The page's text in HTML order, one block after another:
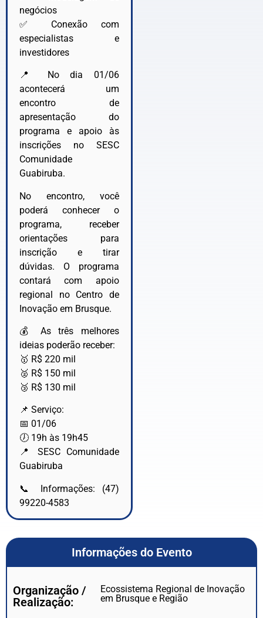
negócios
✅ Conexão com
especialistas e
investidores
📍 No dia 01/06
acontecerá um
encontro de
apresentação do
programa e apoio às
inscrições no SESC
Comunidade
Guabiruba.
No encontro, você
poderá conhecer o
programa, receber
orientações para
inscrição e tirar
dúvidas. O programa
contará com apoio
regional no Centro de
Inovação em Brusque.
💰 As três melhores
ideias poderão receber:
🥇 R$ 220 mil
🥈 R$ 150 mil
🥉 R$ 130 mil
📌 Serviço:
📅 01/06
🕖 19h às 19h45
📍 SESC Comunidade
Guabiruba
📞 Informações: (47)
99220-4583
Informações do Evento
Organização /
Realização:
Ecossistema Regional de Inovação
em Brusque e Região